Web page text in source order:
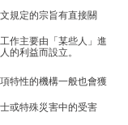
規定的宗旨有直接關
作主要由「某些人」進
的利益而設立。
特性的機構一般也會獲
或特殊災害中的受害